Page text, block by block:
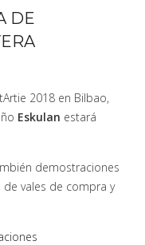
DE
2018 en Bilbao,
Eskulan estará
demostraciones
vales de compra y